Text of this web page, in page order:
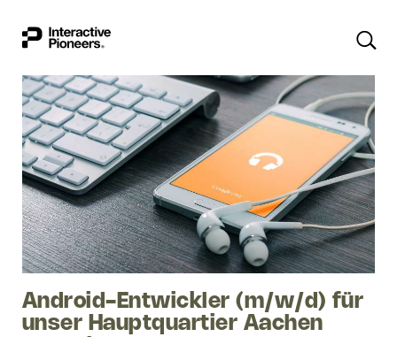
Android-Entwickler (m/w/d) für
unser Hauptquartier Aachen